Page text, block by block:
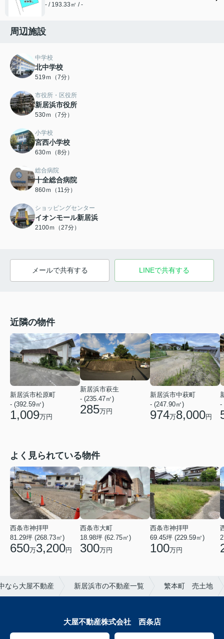
- / 193.33㎡ / -
周辺施設
中学校
北中学校
519ｍ（7分）
市役所・区役所
新居浜市役所
530ｍ（7分）
小学校
宮西小学校
630ｍ（8分）
総合病院
十全総合病院
860ｍ（11分）
ショッピングセンター
イオンモール新居浜
2100ｍ（27分）
メールで共有する LINEで共有する
近隣の物件
新居浜市松原町
- (392.59㎡)
1,009万円
新居浜市萩生
- (235.47㎡)
285万円
新居浜市中萩町
- (247.90㎡)
974万8,000円
-
よく見られている物件
西条市神拝甲
81.29坪 (268.73㎡)
650万3,200円
西条市大町
18.98坪 (62.75㎡)
300万円
西条市神拝甲
69.45坪 (229.59㎡)
100万円
なら大屋不動産 新居浜市の不動産一覧 繁本町 売土地
大屋不動産株式会社 西条店